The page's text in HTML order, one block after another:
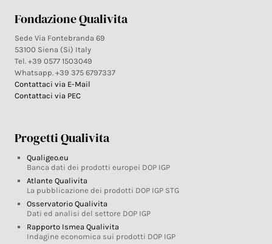
Fondazione Qualivita
Sede Via Fontebranda 69
53100 Siena (Si) Italy
Tel. +39 0577 1503049
Whatsapp. +39 375 6797337
Contattaci via E-Mail
Contattaci via PEC
Progetti Qualivita
Qualigeo.eu
Banca dati dei prodotti europei DOP IGP
Atlante Qualivita
La pubblicazione dei prodotti DOP IGP STG
Osservatorio Qualivita
Dati ed analisi del settore DOP IGP
Rapporto Ismea Qualivita
Indagine economica sui prodotti DOP IGP